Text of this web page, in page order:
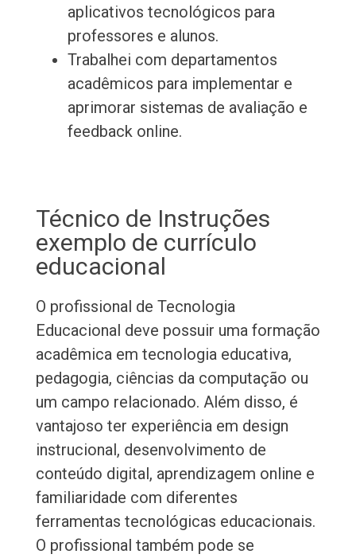
aplicativos tecnológicos para
professores e alunos.
Trabalhei com departamentos
acadêmicos para implementar e
aprimorar sistemas de avaliação e
feedback online.
Técnico de Instruções
exemplo de currículo
educacional
O profissional de Tecnologia
Educacional deve possuir uma formação
acadêmica em tecnologia educativa,
pedagogia, ciências da computação ou
um campo relacionado. Além disso, é
vantajoso ter experiência em design
instrucional, desenvolvimento de
conteúdo digital, aprendizagem online e
familiaridade com diferentes
ferramentas tecnológicas educacionais.
O profissional também pode se